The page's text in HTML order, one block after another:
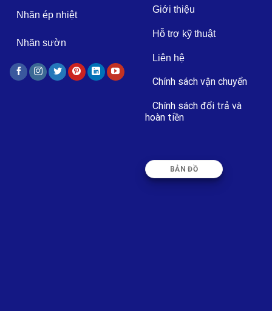
Nhãn ép nhiệt
Nhãn sườn
Giới thiệu
Hỗ trợ kỹ thuật
Liên hệ
Chính sách vận chuyển
Chính sách đổi trả và
hoàn tiền
BẢN ĐỒ